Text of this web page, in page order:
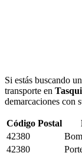
Si estás buscando
transporte en
demarcaciones con
Código Postal
42380
42380